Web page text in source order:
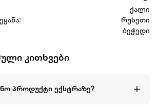
ქალი
რუსეთი
ბეჭედი
კითხვები
პროდუქტი ექსტრაზე?